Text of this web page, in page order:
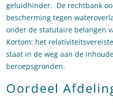
geluidhinder. De rechtbank
bescherming tegen
onder de statutaire belangen
Kortom: het
staat in de weg aan de
beroepsgronden.
Oordeel